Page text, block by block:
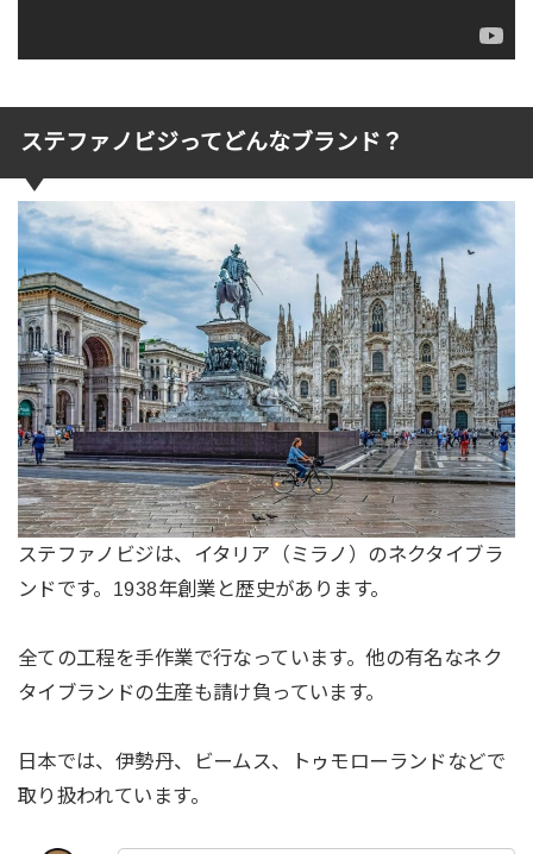
ステファノビジってどんなブランド？
ステファノビジは、イタリア（ミラノ）のネクタイブラ
ンドです。1938年創業と歴史があります。
全ての工程を手作業で行なっています。他の有名なネク
タイブランドの生産も請け負っています。
日本では、伊勢丹、ビームス、トゥモローランドなどで
取り扱われています。